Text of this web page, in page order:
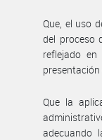
Que, el uso
del proceso
reflejado
Que la
adecuando